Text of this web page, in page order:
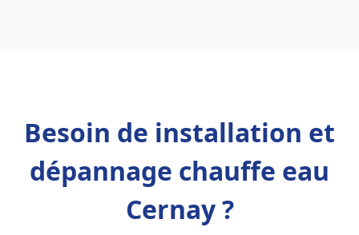
Besoin de installation et
dépannage chauffe eau
Cernay ?